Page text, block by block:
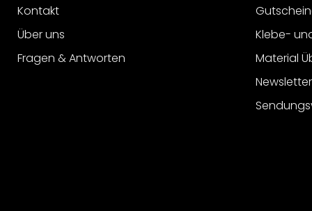
Kontakt
Über uns
Fragen & Antworten
Klebe-
Material